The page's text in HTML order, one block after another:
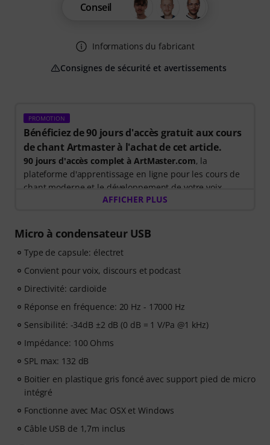
PROMOTION
Bénéficiez de 90 jours d'accès gratuit aux cours
de chant Artmaster à l'achat de cet article.
90 jours d'accès complet à ArtMaster.com, la
plateforme d'apprentissage en ligne pour les cours de
chant moderne et le développement de votre voix.
recevrez gratuitement un code promotionnel de 90
premium« Chant pour débutants »
Stevvi Alexander, qui a travaillé avec des artistes tels
Spears .
Apprenez les techniques de chant essentielles grâce à
34 leçons vidéo progressives
le contrôle vocal, la justesse, la résonance, la santé
vocale, la confiance en soi et des exercices pratiques
pour développer votre voix en partant des bases. Que
vous soyez débutant ou que vous souhaitiez
un parcours structuré pour devenir un chanteur plus
confiant.
AFFICHER PLUS
Micro à condensateur USB
Type de capsule: électret
Convient pour voix, discours et podcast
Directivité: cardioïde
Réponse en fréquence: 20 Hz - 17000 Hz
Sensibilité: -34dB ±2 dB (0 dB = 1 V/Pa @1 kHz)
Impédance: 100 Ohms
SPL max: 132 dB
Boitier en plastique gris foncé avec support pied de micro
intégré
Fonctionne avec Mac OSX et Windows
Câble USB de 1,7m inclus
Conseil
Informations du fabricant
Consignes de sécurité et avertissements